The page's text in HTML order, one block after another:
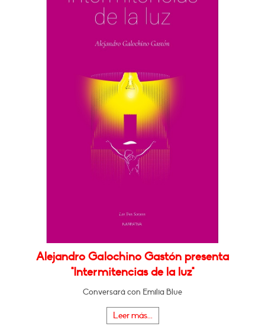
Alejandro Galochino Gastón presenta
"Intermitencias de la luz"
Conversará con Emilia Blue
Leer más...